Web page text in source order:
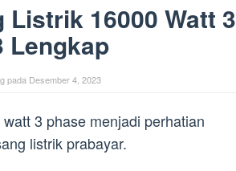
16000 Watt 3
Lengkap
pada Desember 4, 2023
3 phase menjadi perhatian
listrik prabayar.